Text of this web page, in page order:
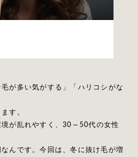
が多い気がする」「ハリコシがな
す。
が乱れやすく、30～50代の女性
んです。今回は、冬に抜け毛が増